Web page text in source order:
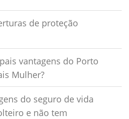
de proteção
vantagens do Porto
Mulher?
do seguro de vida
e não tem